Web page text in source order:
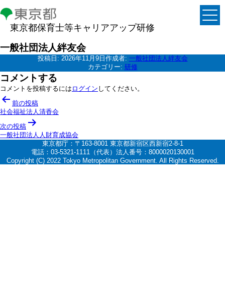
東京都保育士等キャリアアップ研修
一般社団法人絆友会
投稿日: 2026年11月9日 作成者: 一般社団法人絆友会
カテゴリー: 研修
コメントする
コメントを投稿するには ログイン してください。
投
稿
ナ
ビ
ー
前の投稿
社会福祉法人清香会
次の投稿
一般社団法人人財育成協会
東京都庁：〒163-8001 東京都新宿区西新宿2-8-1
電話：03-5321-1111（代表）法人番号：8000020130001
Copyright (C) 2022 Tokyo Metropolitan Government. All Rights Reserved.